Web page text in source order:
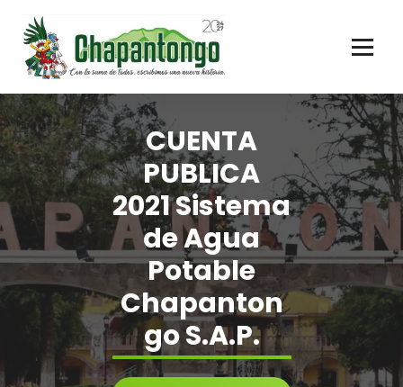
CUENTA
PUBLICA
2021 Sistema
de Agua
Potable
Chapanton
go S.A.P.